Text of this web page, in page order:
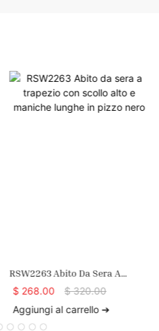
RSW2263 Abito Da Sera A
Trapezio Con Scollo Alto E
$ 268.00 $320.00
Aggiungi al carrello ➔